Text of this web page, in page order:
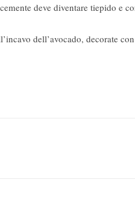
deve diventare tiepido e
dell’avocado, decorate